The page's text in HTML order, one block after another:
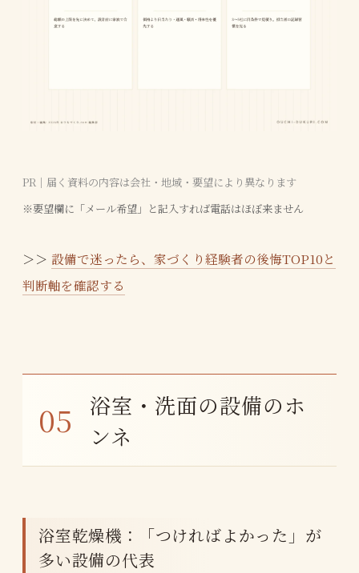
PR｜届く資料の内容は会社・地域・要望により異なります
※要望欄に「メール希望」と記入すれば電話はほぼ来ません
＞＞ 設備で迷ったら、家づくり経験者の後悔TOP10と
判断軸を確認する
浴室・洗面の設備のホ
ンネ
浴室乾燥機：「つければよかった」が
多い設備の代表